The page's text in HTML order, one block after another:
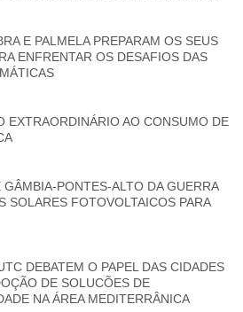
E PALMELA PREPARAM OS SEUS
ENFRENTAR OS DESAFIOS DAS
EXTRAORDINÁRIO AO CONSUMO DE
PONTES-ALTO DA GUERRA
SOLARES FOTOVOLTAICOS PARA
DEBATEM O PAPEL DAS CIDADES
DE SOLUCÕES DE
NA ÁREA MEDITERRÂNICA